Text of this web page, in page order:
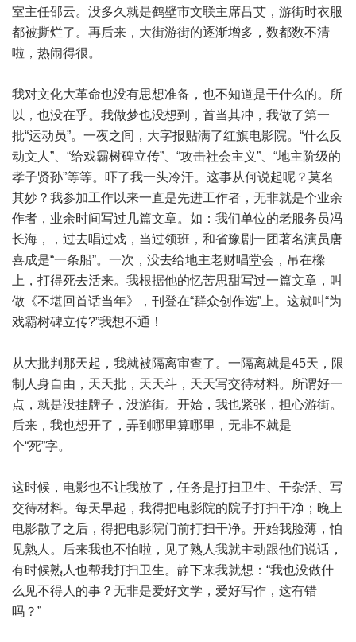
室主任邵云。没多久就是鹤壁市文联主席吕艾，游街时衣服
都被撕烂了。再后来，大街游街的逐渐增多，数都数不清
啦，热闹得很。
我对文化大革命也没有思想准备，也不知道是干什么的。所
以，也没在乎。我做梦也没想到，首当其冲，我做了第一
批“运动员”。一夜之间，大字报贴满了红旗电影院。“什么反
动文人”、“给戏霸树碑立传”、“攻击社会主义”、“地主阶级的
孝子贤孙”等等。吓了我一头冷汗。这事从何说起呢？莫名
其妙？我参加工作以来一直是先进工作者，无非就是个业余
作者，业余时间写过几篇文章。如：我们单位的老服务员冯
长海，，过去唱过戏，当过领班，和省豫剧一团著名演员唐
喜成是“一条船”。一次，没去给地主老财唱堂会，吊在樑
上，打得死去活来。我根据他的忆苦思甜写过一篇文章，叫
做《不堪回首话当年》，刊登在“群众创作选”上。这就叫“为
戏霸树碑立传?”我想不通！
从大批判那天起，我就被隔离审查了。一隔离就是45天，限
制人身自由，天天批，天天斗，天天写交待材料。所谓好一
点，就是没挂牌子，没游街。开始，我也紧张，担心游街。
后来，我也想开了，弄到哪里算哪里，无非不就是
个“死”字。
这时候，电影也不让我放了，任务是打扫卫生、干杂活、写
交待材料。每天早起，我得把电影院的院子打扫干净；晚上
电影散了之后，得把电影院门前打扫干净。开始我脸薄，怕
见熟人。后来我也不怕啦，见了熟人我就主动跟他们说话，
有时候熟人也帮我打扫卫生。静下来我就想：“我也没做什
么见不得人的事？无非是爱好文学，爱好写作，这有错
吗？”